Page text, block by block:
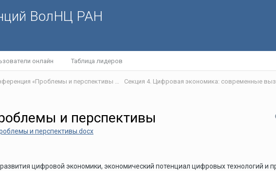
ВолНЦ РАН
онлайн Таблица лидеров
IV Международная научная интернет-конференция «Проблемы и перспективы развития научно-технологического пространства»
и перспективы
и перспективы.docx
цифровой экономики, экономический потенциал цифровых технологий